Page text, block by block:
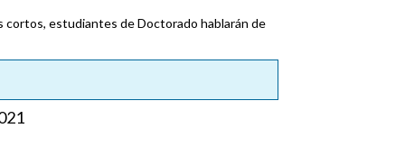
cortos, estudiantes de Doctorado hablarán de